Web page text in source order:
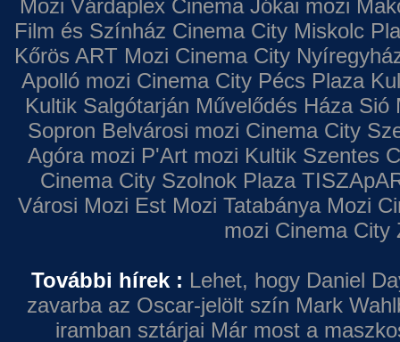
Mozi Várdaplex Cinema Jókai mozi
Film és Színház Cinema City Miskolc
Kőrös ART Mozi Cinema City
Apolló mozi Cinema City Pécs Plaza
Kultik Salgótarján Művelődés Háza Sió
Sopron Belvárosi mozi Cinema City
Agóra mozi P'Art mozi Kultik Szentes
Cinema City Szolnok Plaza
Városi Mozi Est Mozi Tatabánya Mozi
mozi Cinema City
További hírek : Lehet, hogy Daniel
zavarba az Oscar-jelölt szín Mark
iramban sztárjai Már most a